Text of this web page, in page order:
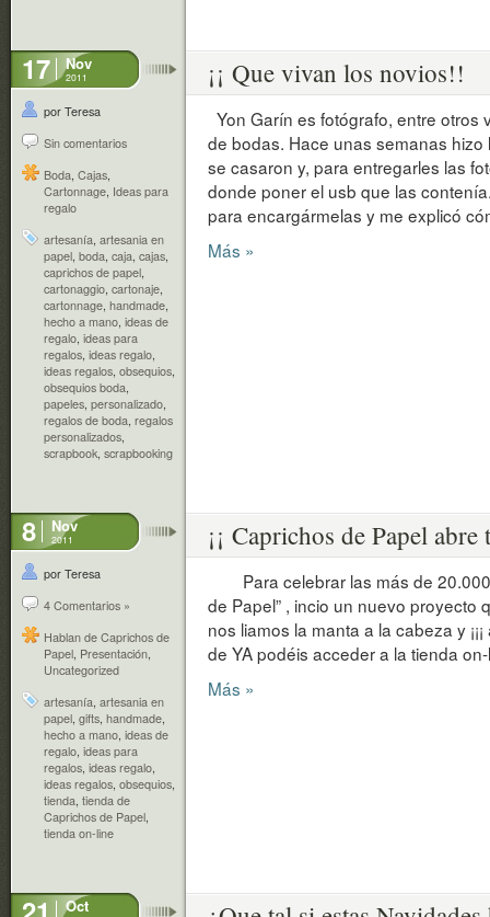
17 Nov
2011
por Teresa
Sin comentarios
Boda, Cajas,
Cartonnage, Ideas para
regalo
artesanía, artesania en
papel, boda, caja, cajas,
caprichos de papel,
cartonaggio, cartonaje,
cartonnage, handmade,
hecho a mano, ideas de
regalo, ideas para
regalos, ideas regalo,
ideas regalos, obsequios,
obsequios boda,
papeles, personalizado,
regalos de boda, regalos
personalizados,
scrapbook, scrapbooking
¡¡ Que vivan los novios!!
Yon Garín es fotógrafo, entre otros
de bodas. Hace unas semanas
se casaron y, para entregarles las
donde poner el usb que las
para encargármelas y me explicó
Más »
8 Nov
2011
por Teresa
4 Comentarios »
Hablan de Caprichos de
Papel, Presentación,
Uncategorized
artesanía, artesania en
papel, gifts, handmade,
hecho a mano, ideas de
regalo, ideas para
regalos, ideas regalo,
ideas regalos, obsequios,
tienda, tienda de
Caprichos de Papel,
tienda on-line
¡¡ Caprichos de Papel
Para celebrar las más de 20.000
de Papel” , incio un nuevo
nos liamos la manta a la cabeza y
de YA podéis acceder a la tienda
Más »
Oct